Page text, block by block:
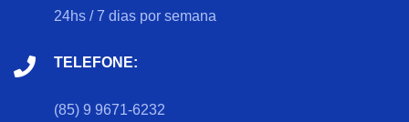
24hs / 7 dias por semana
TELEFONE:
(85) 9 9671-6232